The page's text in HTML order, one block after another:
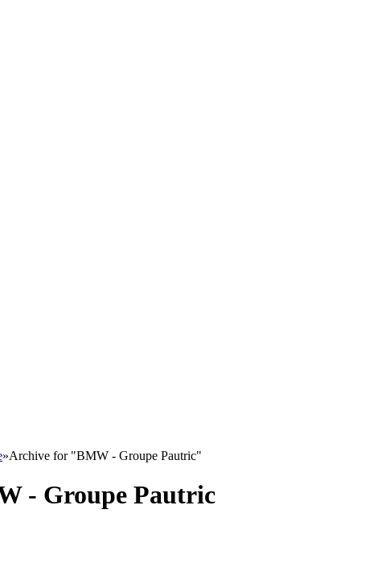
»Archive for "BMW - Groupe Pautric"
- Groupe Pautric